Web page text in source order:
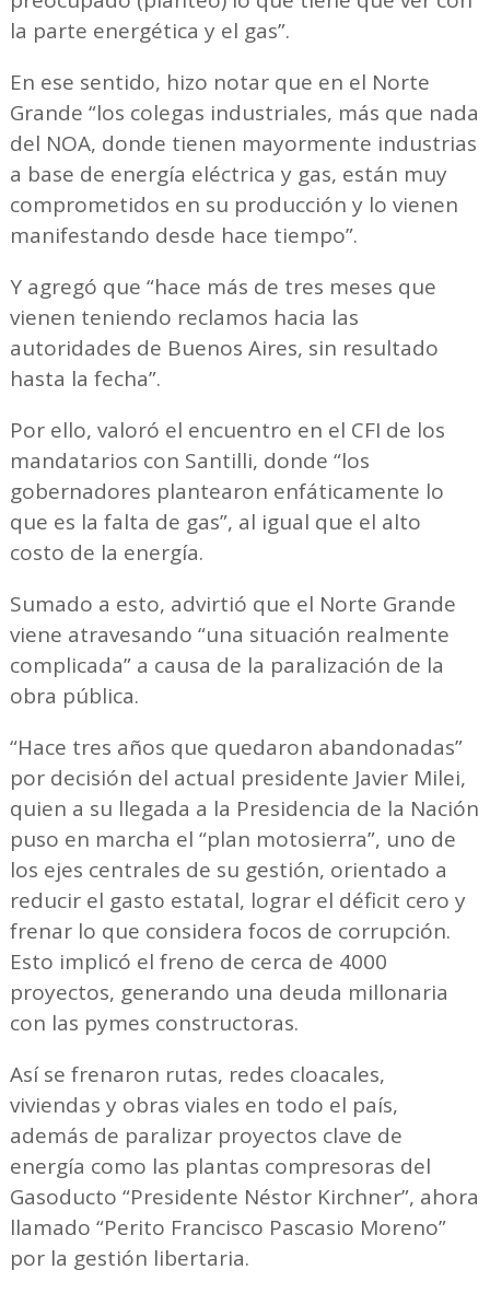
la parte energética y el gas”.
En ese sentido, hizo notar que en el Norte
Grande “los colegas industriales, más que nada
del NOA, donde tienen mayormente industrias
a base de energía eléctrica y gas, están muy
comprometidos en su producción y lo vienen
manifestando desde hace tiempo”.
Y agregó que “hace más de tres meses que
vienen teniendo reclamos hacia las
autoridades de Buenos Aires, sin resultado
hasta la fecha”.
Por ello, valoró el encuentro en el CFI de los
mandatarios con Santilli, donde “los
gobernadores plantearon enfáticamente lo
que es la falta de gas”, al igual que el alto
costo de la energía.
Sumado a esto, advirtió que el Norte Grande
viene atravesando “una situación realmente
complicada” a causa de la paralización de la
obra pública.
“Hace tres años que quedaron abandonadas”
por decisión del actual presidente Javier Milei,
quien a su llegada a la Presidencia de la Nación
puso en marcha el “plan motosierra”, uno de
los ejes centrales de su gestión, orientado a
reducir el gasto estatal, lograr el déficit cero y
frenar lo que considera focos de corrupción.
Esto implicó el freno de cerca de 4000
proyectos, generando una deuda millonaria
con las pymes constructoras.
Así se frenaron rutas, redes cloacales,
viviendas y obras viales en todo el país,
además de paralizar proyectos clave de
energía como las plantas compresoras del
Gasoducto “Presidente Néstor Kirchner”, ahora
llamado “Perito Francisco Pascasio Moreno”
por la gestión libertaria.